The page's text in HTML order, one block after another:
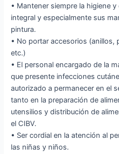
• Mantener siempre la higiene
integral y especialmente sus
pintura.
• No portar accesorios (anillos,
etc.)
• El personal encargado de la
que presente infecciones
autorizado a permanecer en el
tanto en la preparación de
utensilios y distribución de
el CIBV.
• Ser cordial en la atención al
las niñas y niños.